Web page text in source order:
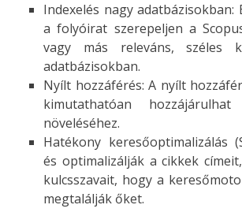
Indexelés nagy adatbázisokban:
a folyóirat szerepeljen a
vagy más releváns, széles
adatbázisokban.
Nyílt hozzáférés: A nyílt
kimutathatóan
növeléséhez.
Hatékony keresőoptimalizálás
és optimalizálják a cikkek
kulcsszavait, hogy a
megtalálják őket.